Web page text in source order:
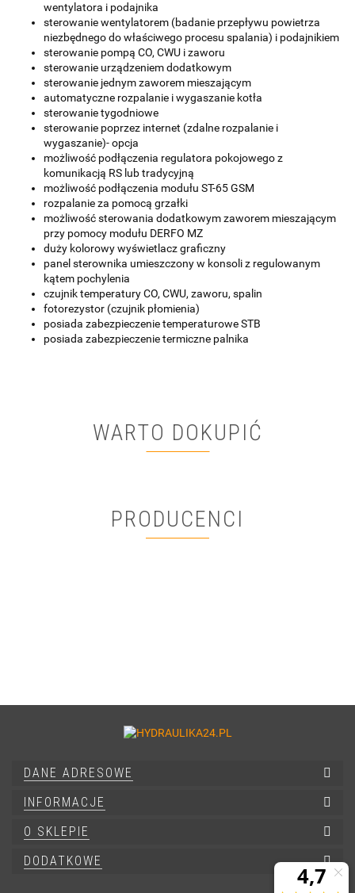
wentylatora i podajnika
sterowanie wentylatorem (badanie przepływu powietrza
niezbędnego do właściwego procesu spalania) i podajnikiem
sterowanie pompą CO, CWU i zaworu
sterowanie urządzeniem dodatkowym
sterowanie jednym zaworem mieszającym
automatyczne rozpalanie i wygaszanie kotła
sterowanie tygodniowe
sterowanie poprzez internet (zdalne rozpalanie i
wygaszanie)- opcja
możliwość podłączenia regulatora pokojowego z
komunikacją RS lub tradycyjną
możliwość podłączenia modułu ST-65 GSM
rozpalanie za pomocą grzałki
możliwość sterowania dodatkowym zaworem mieszającym
przy pomocy modułu DERFO MZ
duży kolorowy wyświetlacz graficzny
panel sterownika umieszczony w konsoli z regulowanym
kątem pochylenia
czujnik temperatury CO, CWU, zaworu, spalin
fotorezystor (czujnik płomienia)
posiada zabezpieczenie temperaturowe STB
posiada zabezpieczenie termiczne palnika
WARTO DOKUPIĆ
PRODUCENCI
DANE ADRESOWE
INFORMACJE
O SKLEPIE
DODATKOWE